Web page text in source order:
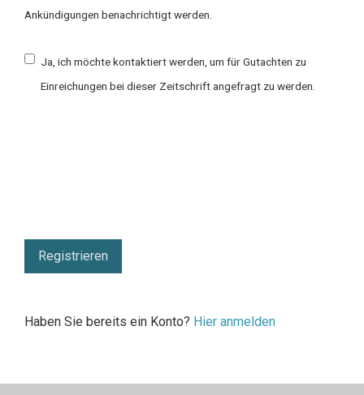
Ankündigungen benachrichtigt werden.
Ja, ich möchte kontaktiert werden, um für Gutachten zu
Einreichungen bei dieser Zeitschrift angefragt zu werden.
Registrieren
Haben Sie bereits ein Konto? Hier anmelden